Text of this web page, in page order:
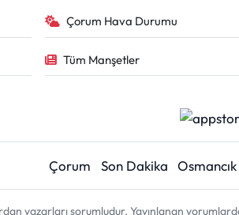
Çorum Hava Durumu
Tüm Manşetler
Çorum Son Dakika Osmancık
yazarları sorumludur. Yayınlanan